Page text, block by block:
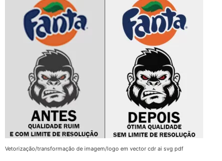
Vetorização/transformação de imagem/logo em vector cdr ai svg pdf